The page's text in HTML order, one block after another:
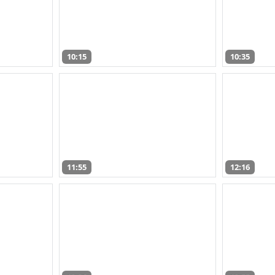
10:15 10:35
11:55 12:16